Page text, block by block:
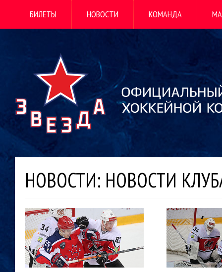
БИЛЕТЫ НОВОСТИ КОМАНДА
НОВОСТИ: НОВОСТИ